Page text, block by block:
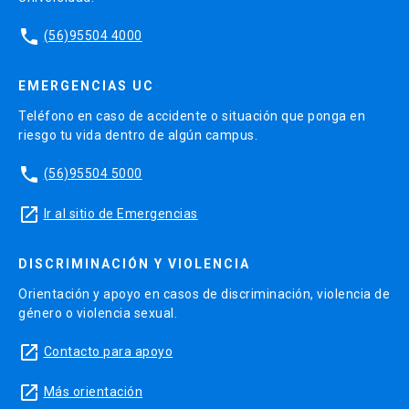
phone (56)95504 4000
EMERGENCIAS UC
Teléfono en caso de accidente o situación que ponga en
riesgo tu vida dentro de algún campus.
phone (56)95504 5000
launch Ir al sitio de Emergencias
DISCRIMINACIÓN Y VIOLENCIA
Orientación y apoyo en casos de discriminación, violencia de
género o violencia sexual.
launch Contacto para apoyo
launch Más orientación